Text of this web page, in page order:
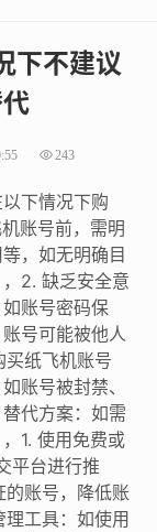
下不建议
243
下情况下购
账号前，需明
，如无明确目
2. 缺乏安全意
账号密码保
号可能被他人
纸飞机账号
账号被封禁、
代方案：如需
1. 使用免费或
平台进行推
账号，降低账
工具：如使用